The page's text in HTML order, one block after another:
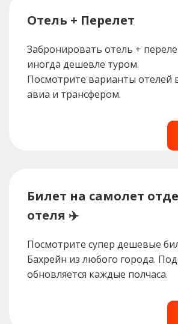
Отель + Перелет
Забронировать отель +
иногда дешевле туром.
Посмотрите варианты отелей
авиа и трансфером.
Билет на самолет
отеля ✈️
Посмотрите супер дешевые
Бахрейн из любого города.
обновляется каждые полчаса.